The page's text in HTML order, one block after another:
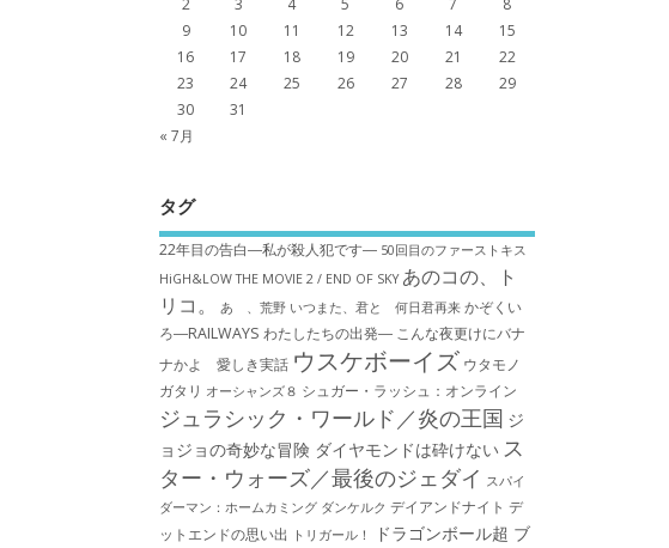
2
3 4 5 6 7
8
9
10 11 12 13 14
15
16
17 18 19 20 21
22
23
24 25 26 27 28
29
30
31
« 7月
タグ
22年目の告白―私が殺人犯です― 50回目のファーストキス
HiGH&LOW THE MOVIE 2 / END OF SKY あのコの、ト
リコ。
あゝ、荒野 いつまた、君と 何日君再来 かぞくい
ろ―RAILWAYS わたしたちの出発― こんな夜更けにバナ
ナかよ 愛しき実話 ウスケボーイズ ウタモノ
ガタリ オーシャンズ８ シュガー・ラッシュ：オ​ンライン
ジュラシック・ワールド／炎の王国 ジ
ョジョの奇妙な冒険 ダイヤモンドは砕けない ス
ター・ウォーズ／最後のジェダイ スパイ
ダーマン：ホームカミング ダンケルク デイアンドナイト デ
ットエンドの思い出
トリガール！ ドラゴンボール超 ブ